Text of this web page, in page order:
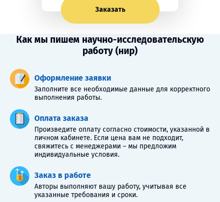
Заказать
Как мы пишем научно-исследовательскую
работу (нир)
Оформление заявки
Заполните все необходимые данные для корректного
выполнения работы.
Оплата заказа
Произведите оплату согласно стоимости, указанной в
личном кабинете. Если цена вам не подходит,
свяжитесь с менеджерами – мы предложим
индивидуальные условия.
Заказ в работе
Авторы выполняют вашу работу, учитывая все
указанные требования и сроки.